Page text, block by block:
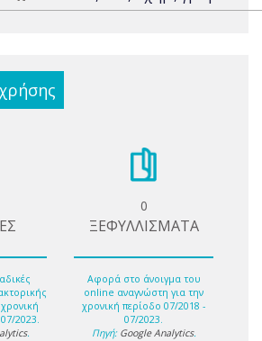
2023.
.
0
ΞΕΦΥΛΛΙΣΜΑΤΑ
Αφορά στο άνοιγμα του
online αναγνώστη για την
χρονική περίοδο 07/2018 -
07/2023.
Πηγή: Google Analytics.